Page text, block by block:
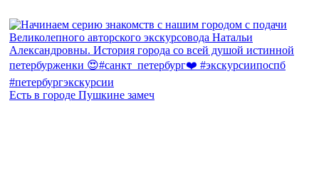
Есть в городе Пушкине замеч